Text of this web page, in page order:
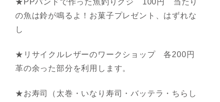
★PPバンドで作った魚釣りクジ 100円 当たり
の魚は鈴が鳴るよ！お菓子プレゼント、はずれな
し
★リサイクルレザーのワークショップ 各200円
革の余った部分を利用します。
★お寿司（太巻・いなり寿司・バッテラ・ちらし